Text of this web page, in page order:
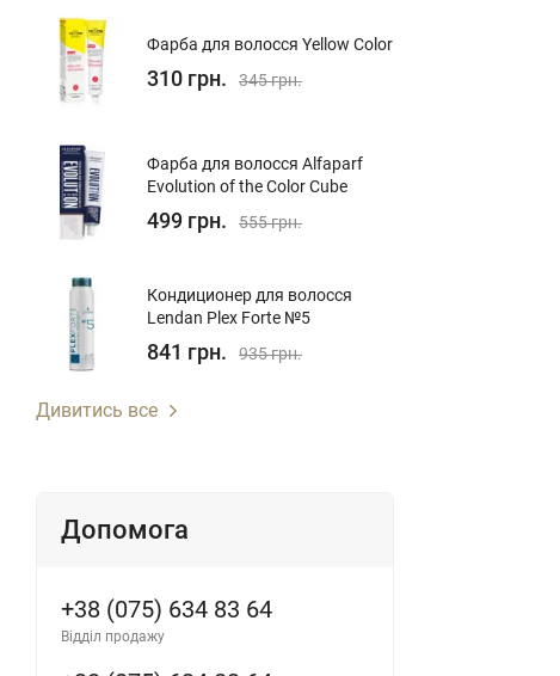
Фарба для волосся Yellow Color
310 грн. 345 грн.
Фарба для волосся Alfaparf
Evolution of the Color Cube
499 грн. 555 грн.
Кондиционер для волосcя
Lendan Plex Forte №5
841 грн. 935 грн.
Дивитись все
Допомога
+38 (075) 634 83 64
Відділ продажу